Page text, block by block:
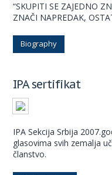
“SKUPITI SE ZAJEDNO
ZNAČI NAPREDAK,
Biography
IPA sertifikat
IPA Sekcija Srbija
glasovima svih zemalja
članstvo.